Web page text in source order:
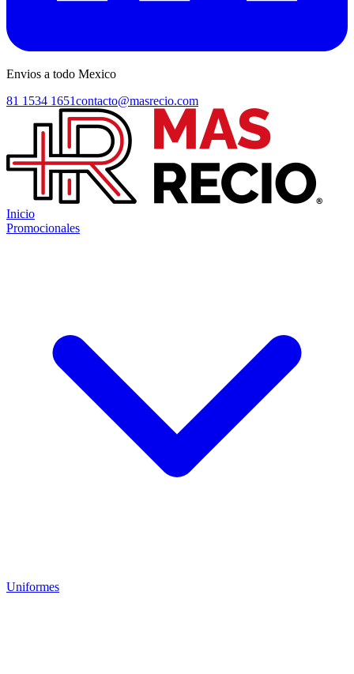
Envios a todo Mexico
81 1534 1651contacto@masrecio.com
Inicio
Promocionales
Uniformes